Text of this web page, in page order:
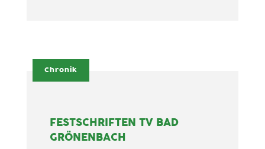
Chronik
FESTSCHRIFTEN TV BAD
GRÖNENBACH